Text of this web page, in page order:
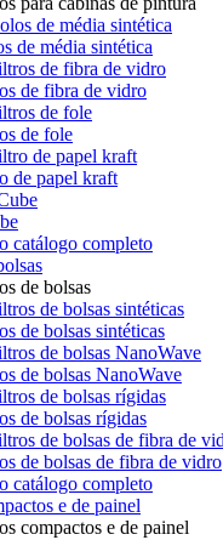
de média sintética
de fibra de vidro
de fole
de papel kraft
catálogo completo
de bolsas
de bolsas sintéticas
de bolsas NanoWave
de bolsas rígidas
de bolsas de fibra de vidro
catálogo completo
e de painel
compactos e de painel